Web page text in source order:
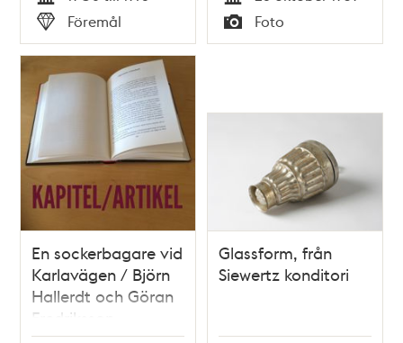
Tid
Typ
Föremål Tid
Typ
Foto
En sockerbagare vid
Karlavägen / Björn
Hallerdt och Göran
Fredriksson
Glassform, från
Siewertz konditori